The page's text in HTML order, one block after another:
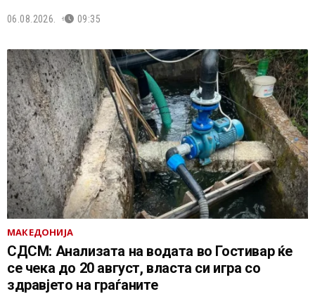
06.08.2026. 09:35
МАКЕДОНИЈА
СДСМ: Анализата на водата во Гостивар ќе
се чека до 20 август, власта си игра со
здравјето на граѓаните